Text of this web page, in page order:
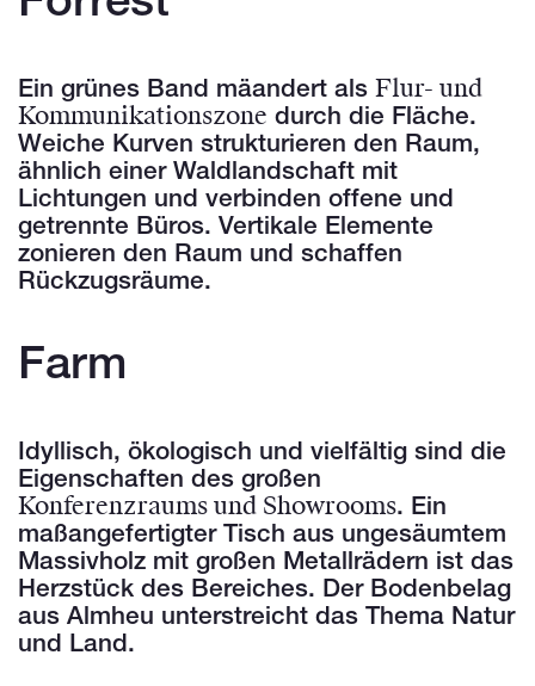
Ein grünes Band mäandert als Flur- und
Kommunikationszone durch die Fläche.
Weiche Kurven strukturieren den Raum,
ähnlich einer Waldlandschaft mit
Lichtungen und verbinden offene und
getrennte Büros. Vertikale Elemente
zonieren den Raum und schaffen
Rückzugsräume.
Farm
Idyllisch, ökologisch und vielfältig sind die
Eigenschaften des großen
Konferenzraums und Showrooms. Ein
maßangefertigter Tisch aus ungesäumtem
Massivholz mit großen Metallrädern ist das
Herzstück des Bereiches. Der Bodenbelag
aus Almheu unterstreicht das Thema Natur
und Land.